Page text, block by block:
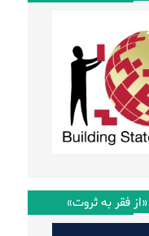
فقر به ثروت»